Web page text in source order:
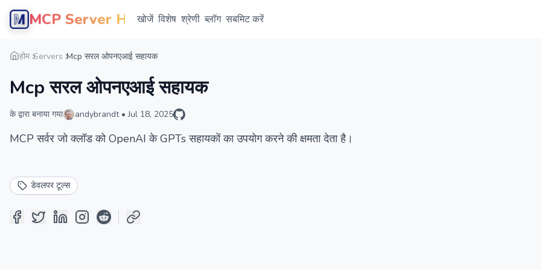
MCP Server Hubखोजें विशेष श्रेणी ब्लॉग सबमिट करें
होम Servers Mcp सरल ओपनएआई सहायक
Mcp सरल ओपनएआई सहायक
के द्वारा बनाया गया andybrandt • Jul 18, 2025
MCP सर्वर जो क्लॉड को OpenAI के GPTs सहायकों का उपयोग करने की क्षमता देता है।
डेवलपर टूल्स